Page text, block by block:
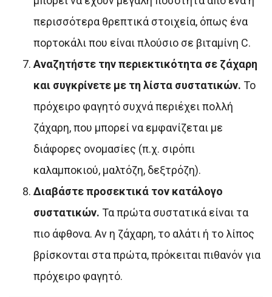
περισσότερα θρεπτικά στοιχεία, όπως ένα
πορτοκάλι που είναι πλούσιο σε βιταμίνη C.
Αναζητήστε την περιεκτικότητα σε ζάχαρη
και συγκρίνετε με τη λίστα συστατικών. Το
πρόχειρο φαγητό συχνά περιέχει πολλή
ζάχαρη, που μπορεί να εμφανίζεται με
διάφορες ονομασίες (π.χ. σιρόπι
καλαμποκιού, μαλτόζη, δεξτρόζη).
Διαβάστε προσεκτικά τον κατάλογο
συστατικών. Τα πρώτα συστατικά είναι τα
πιο άφθονα. Αν η ζάχαρη, το αλάτι ή το λίπος
βρίσκονται στα πρώτα, πρόκειται πιθανόν για
πρόχειρο φαγητό.